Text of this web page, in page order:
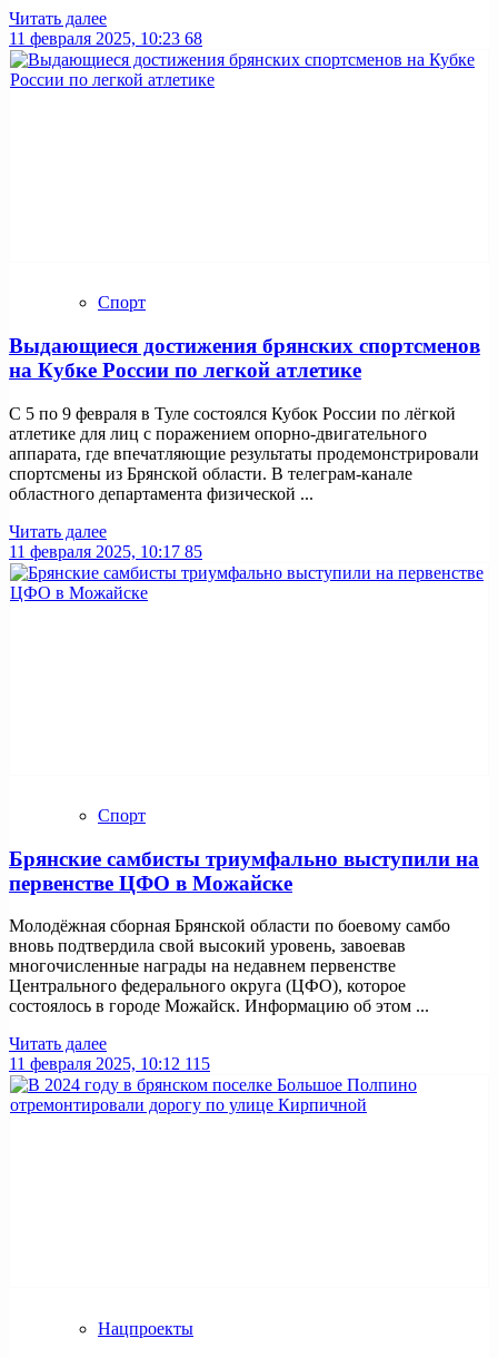
Читать далее
11 февраля 2025, 10:23 68
Спорт
Выдающиеся достижения брянских спортсменов
на Кубке России по легкой атлетике
С 5 по 9 февраля в Туле состоялся Кубок России по лёгкой
атлетике для лиц с поражением опорно-двигательного
аппарата, где впечатляющие результаты продемонстрировали
спортсмены из Брянской области. В телеграм-канале
областного департамента физической ...
Читать далее
11 февраля 2025, 10:17 85
Спорт
Брянские самбисты триумфально выступили на
первенстве ЦФО в Можайске
Молодёжная сборная Брянской области по боевому самбо
вновь подтвердила свой высокий уровень, завоевав
многочисленные награды на недавнем первенстве
Центрального федерального округа (ЦФО), которое
состоялось в городе Можайск. Информацию об этом ...
Читать далее
11 февраля 2025, 10:12 115
Нацпроекты